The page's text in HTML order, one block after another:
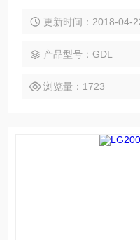
性更好。三组分散头均易
扩大生产。
更新时间：2018-04-
产品型号：GDL
浏览量：1723